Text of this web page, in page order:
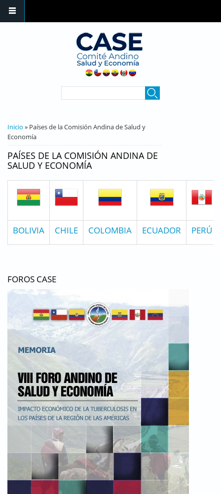
BÚSQUEDA
SE ENCUENTRA USTED AQUÍ
Inicio » Países de la Comisión Andina de Salud y
Economía
PAÍSES DE LA COMISIÓN ANDINA DE
SALUD Y ECONOMÍA
BOLIVIA CHILE COLOMBIA ECUADOR PERÚ
FOROS CASE